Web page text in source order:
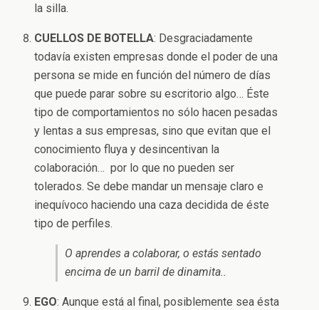
la silla.
CUELLOS DE BOTELLA: Desgraciadamente
todavía existen empresas donde el poder de una
persona se mide en función del número de días
que puede parar sobre su escritorio algo… Éste
tipo de comportamientos no sólo hacen pesadas
y lentas a sus empresas, sino que evitan que el
conocimiento fluya y desincentivan la
colaboración… por lo que no pueden ser
tolerados. Se debe mandar un mensaje claro e
inequívoco haciendo una caza decidida de éste
tipo de perfiles.
O aprendes a colaborar, o estás sentado
encima de un barril de dinamita..
EGO: Aunque está al final, posiblemente sea ésta